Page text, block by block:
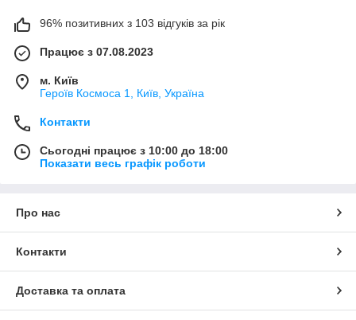
96% позитивних з 103 відгуків за рік
Працює з 07.08.2023
м. Київ
Героїв Космоса 1, Київ, Україна
Контакти
Сьогодні працює з 10:00 до 18:00
Показати весь графік роботи
Про нас
Контакти
Доставка та оплата